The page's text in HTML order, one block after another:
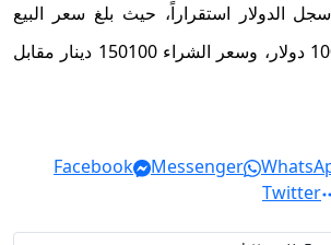
الدولار استقراراً، حيث بلغ سعر البيع
150200 دينار لكل 100 دولار، وسعر الشراء 150100 دينار مقابل
Facebook
Messenger
Twitter